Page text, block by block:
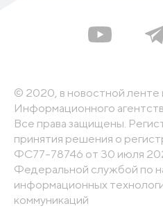
© 2020, в новостной ленте
Информационного
Все права защищены.
принятия решения о
ФС77-78746 от 30 июля
Федеральной службой по
информационных
коммуникаций